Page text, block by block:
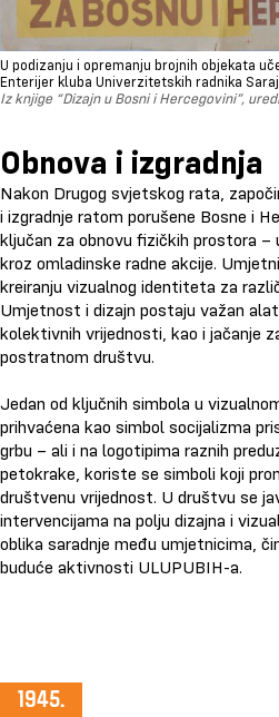
U podizanju i opremanju brojnih objekata
Enterijer kluba Univerzitetskih radnika
Iz knjige “Dizajn u Bosni i Hercegovini”,
Obnova i izgradnja
Nakon Drugog svjetskog rata,
i izgradnje ratom porušene Bosne i
ključan za obnovu fizičkih prostora –
kroz omladinske radne akcije.
kreiranju vizualnog identiteta za
Umjetnost i dizajn postaju važan
kolektivnih vrijednosti, kao i jačanje
postratnom društvu.
Jedan od ključnih simbola u
prihvaćena kao simbol socijalizma
grbu – ali i na logotipima raznih
petokrake, koriste se simboli koji
društvenu vrijednost. U društvu se
intervencijama na polju dizajna i
oblika saradnje među umjetnicima,
buduće aktivnosti ULUPUBIH-a.